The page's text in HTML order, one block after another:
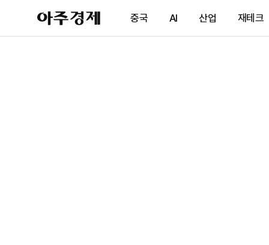
아
주
제
중국 AI 산업 재테크